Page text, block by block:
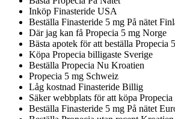
Inköp Finasteride USA
Beställa Finasteride 5 mg På nätet
Där jag kan få Propecia 5 mg Norge
Bästa apotek för att beställa Propecia
Köpa Propecia billigaste Sverige
Beställa Propecia Nu Kroatien
Propecia 5 mg Schweiz
Låg kostnad Finasteride Billig
Säker webbplats för att köpa
Beställa Finasteride 5 mg På nätet